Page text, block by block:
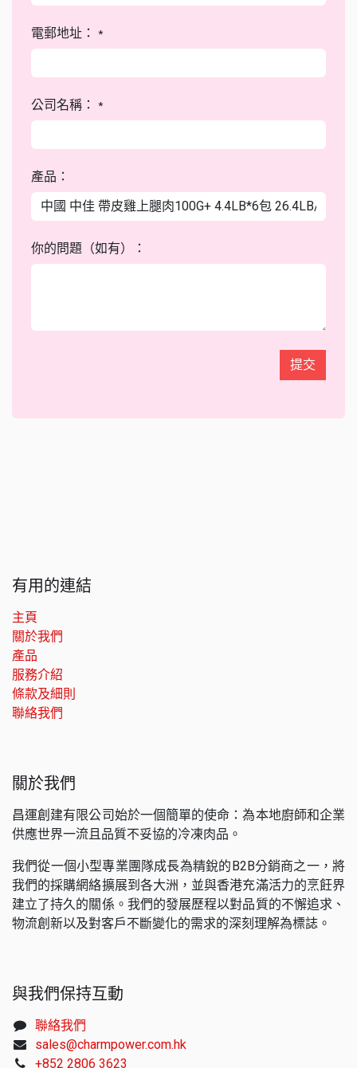
電郵地址： *
公司名稱： *
產品：
你的問題（如有）：
提交
有用的連結
主頁
關於我們
產品
服務介紹
條款及細則
聯絡我們
關於我們
昌運創建有限公司始於一個簡單的使命：為本地廚師和企業
供應世界一流且品質不妥協的冷凍肉品。
我們從一個小型專業團隊成長為精銳的B2B分銷商之一，將
我們的採購網絡擴展到各大洲，並與香港充滿活力的烹飪界
建立了持久的關係。我們的發展歷程以對品質的不懈追求、
物流創新以及對客戶不斷變化的需求的深刻理解為標誌。
與我們保持互動
聯絡我們
sales@charmpower.com.hk
+852 2806 3623